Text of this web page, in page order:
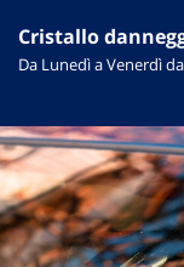
Cristallo
Da Lunedì a Venerdì